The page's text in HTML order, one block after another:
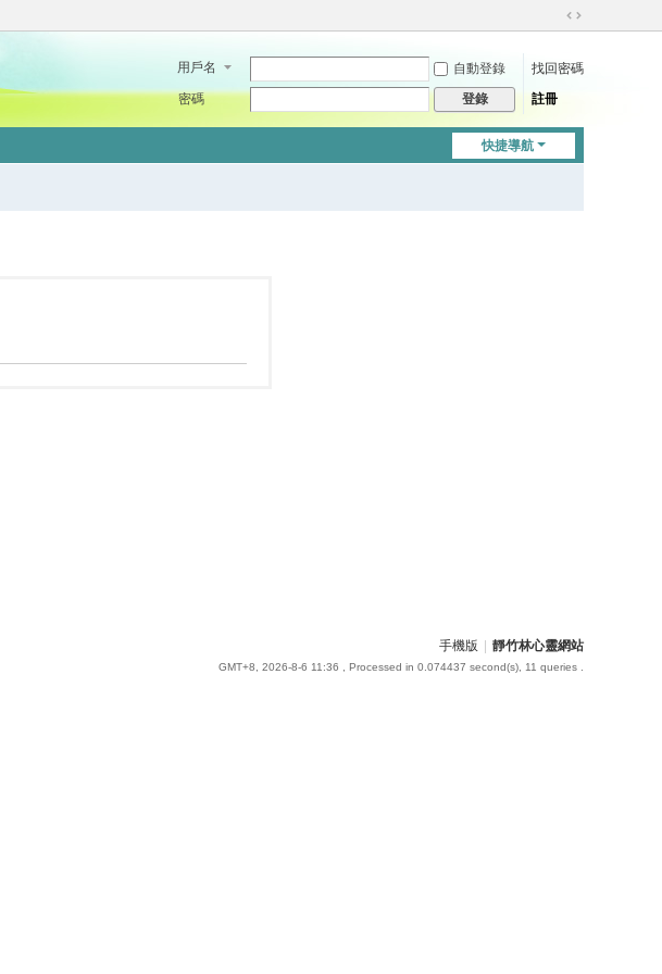
切
到
用戶名 自動登錄
找回密碼
密碼
登錄 註冊
快捷導航
手機版 靜竹林心靈網站
GMT+8, 2026-8-6 11:36 , Processed in 0.074437 second(s), 11 queries .